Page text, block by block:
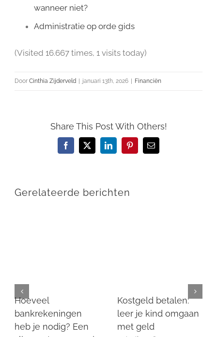
wanneer niet?
Administratie op orde gids
(Visited 16.667 times, 1 visits today)
Door Cinthia Zijderveld januari 13th, 2026 Financiën
Share This Post With Others!
Facebook
X LinkedInPinterest
E-
mail
Gerelateerde berichten
Hoeveel
bankrekeningen
heb je nodig? Een
Kostgeld betalen:
leer je kind omgaan
met geld